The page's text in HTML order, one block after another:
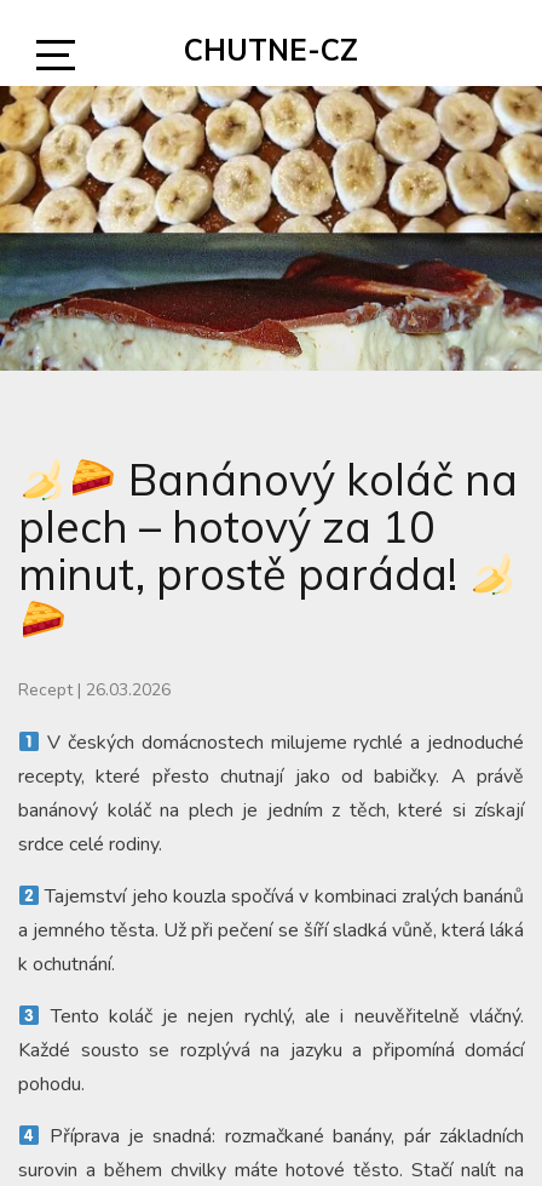
content
Open
Sidebar
CHUTNE-CZ
Banánový koláč na
plech – hotový za 10
minut, prostě paráda!
Recept | 26.03.2026
V českých domácnostech milujeme rychlé a jednoduché
recepty, které přesto chutnají jako od babičky. A právě
banánový koláč na plech je jedním z těch, které si získají
srdce celé rodiny.
Tajemství jeho kouzla spočívá v kombinaci zralých banánů
a jemného těsta. Už při pečení se šíří sladká vůně, která láká
k ochutnání.
Tento koláč je nejen rychlý, ale i neuvěřitelně vláčný.
Každé sousto se rozplývá na jazyku a připomíná domácí
pohodu.
Příprava je snadná: rozmačkané banány, pár základních
surovin a během chvilky máte hotové těsto. Stačí nalít na